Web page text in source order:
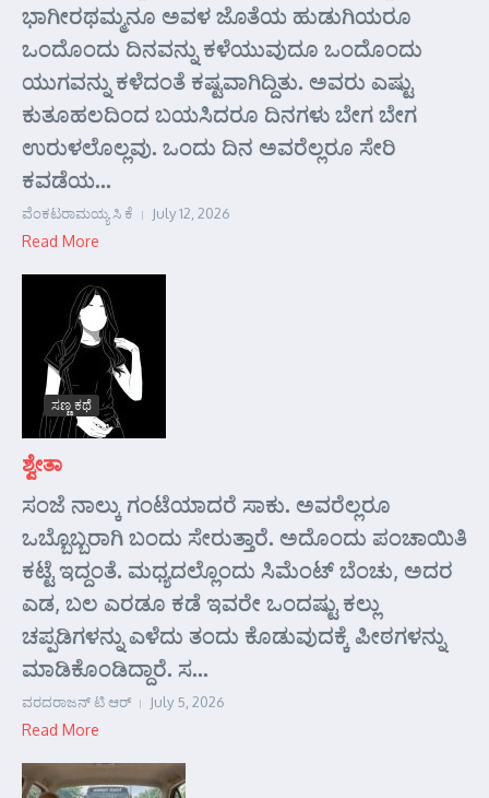
ಭಾಗೀರಥಮ್ಮನೂ ಅವಳ ಜೊತೆಯ ಹುಡುಗಿಯರೂ
ಒಂದೊಂದು ದಿನವನ್ನು ಕಳೆಯುವುದೂ ಒಂದೊಂದು
ಯುಗವನ್ನು ಕಳೆದಂತೆ ಕಷ್ಟವಾಗಿದ್ದಿತು. ಅವರು ಎಷ್ಟು
ಕುತೂಹಲದಿಂದ ಬಯಸಿದರೂ ದಿನಗಳು ಬೇಗ ಬೇಗ
ಉರುಳಲೊಲ್ಲವು. ಒಂದು ದಿನ ಅವರೆಲ್ಲರೂ ಸೇರಿ
ಕವಡೆಯ...
ವೆಂಕಟರಾಮಯ್ಯ ಸಿ ಕೆ July 12, 2026
Read More
ಸಣ್ಣ ಕಥೆ
ಶ್ವೇತಾ
ಸಂಜೆ ನಾಲ್ಕು ಗಂಟೆಯಾದರೆ ಸಾಕು. ಅವರೆಲ್ಲರೂ
ಒಬ್ಬೊಬ್ಬರಾಗಿ ಬಂದು ಸೇರುತ್ತಾರೆ. ಅದೊಂದು ಪಂಚಾಯಿತಿ
ಕಟ್ಟೆ ಇದ್ದಂತೆ. ಮಧ್ಯದಲ್ಲೊಂದು ಸಿಮೆಂಟ್ ಬೆಂಚು, ಅದರ
ಎಡ, ಬಲ ಎರಡೂ ಕಡೆ ಇವರೇ ಒಂದಷ್ಟು ಕಲ್ಲು
ಚಪ್ಪಡಿಗಳನ್ನು ಎಳೆದು ತಂದು ಕೊಡುವುದಕ್ಕೆ ಪೀಠಗಳನ್ನು
ಮಾಡಿಕೊಂಡಿದ್ದಾರೆ. ಸ...
ವರದರಾಜನ್ ಟಿ ಆರ್ July 5, 2026
Read More